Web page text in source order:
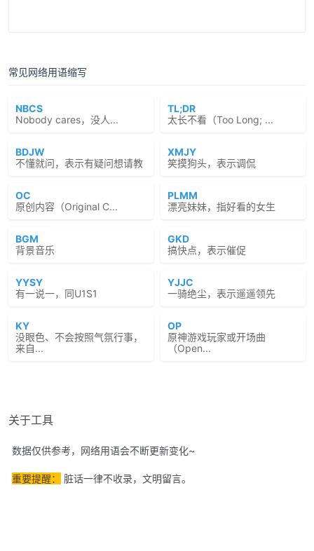
常见网络用语缩写
NBCS
Nobody cares，没人...
TL;DR
太长不看（Too Long; ...
BDJW
不懂就问，表示有疑问想请教
XMJY
笑摸狗头，表示调侃
OC
原创内容（Original C...
PLMM
漂亮妹妹，指好看的女生
BGM
背景音乐
GKD
搞快点，表示催促
YYSY
有一说一，同U1S1
YJJC
一骑绝尘，表示遥遥领先
KY
没眼色、不会按照气氛行事，
来自...
OP
原神游戏玩家或开场曲
（Open...
关于工具
数据仅供参考，网络用语会不断更新变化~
重要提醒： 脏话一律不收录，文明留言。